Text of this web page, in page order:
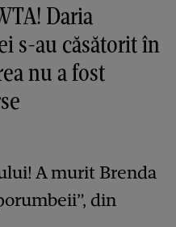
Daria
s-au căsătorit în
nu a fost